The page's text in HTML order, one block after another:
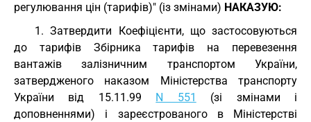
регулювання цін (тарифів)" (із змінами) НАКАЗУЮ:
1. Затвердити Коефіцієнти, що застосовуються
до тарифів Збірника тарифів на перевезення
вантажів залізничним транспортом України,
затвердженого наказом Міністерства транспорту
України від 15.11.99 N 551
(зі змінами і
доповненнями) і зареєстрованого в Міністерстві